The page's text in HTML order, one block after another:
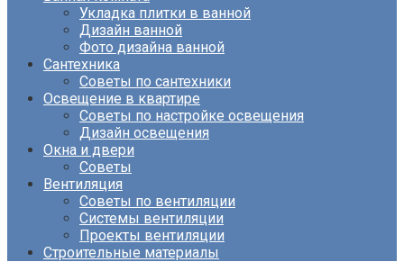
Укладка плитки в ванной
Дизайн ванной
Фото дизайна ванной
Сантехника
Советы по сантехники
Освещение в квартире
Советы по настройке освещения
Дизайн освещения
Окна и двери
Советы
Вентиляция
Советы по вентиляции
Системы вентиляции
Проекты вентиляции
Строительные материалы